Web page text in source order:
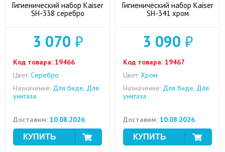
Гигиенический набор Kaiser
SH-338 серебро
3 070 ₽
Код товара: 19466
Цвет: Серебро
Назначение: Для биде, Для
унитаза
Доставим: 10.08.2026
Гигиенический набор Kaiser
SH-341 хром
3 090 ₽
Код товара: 19467
Цвет: Хром
Назначение: Для биде, Для
унитаза
Доставим: 10.08.2026